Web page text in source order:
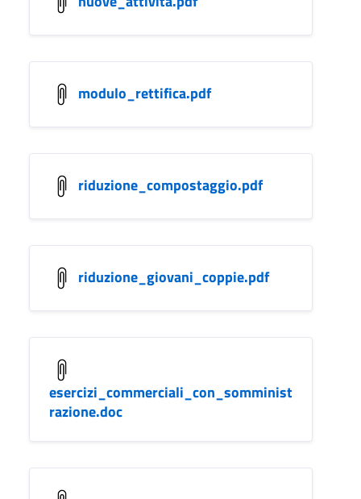
modulo_rettifica.pdf
riduzione_compostaggio.pdf
riduzione_giovani_coppie.pdf
esercizi_commerciali_con_somminist
razione.doc